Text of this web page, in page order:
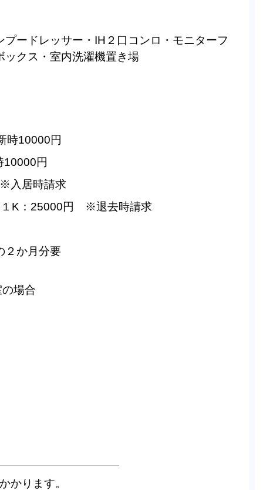
ードレッサー・IH２口コンロ・モニターフ
ックス・室内洗濯機置き場
時10000円
円
入居時請求
K：25000円 ※退去時請求
２か月分要
場合
かります。